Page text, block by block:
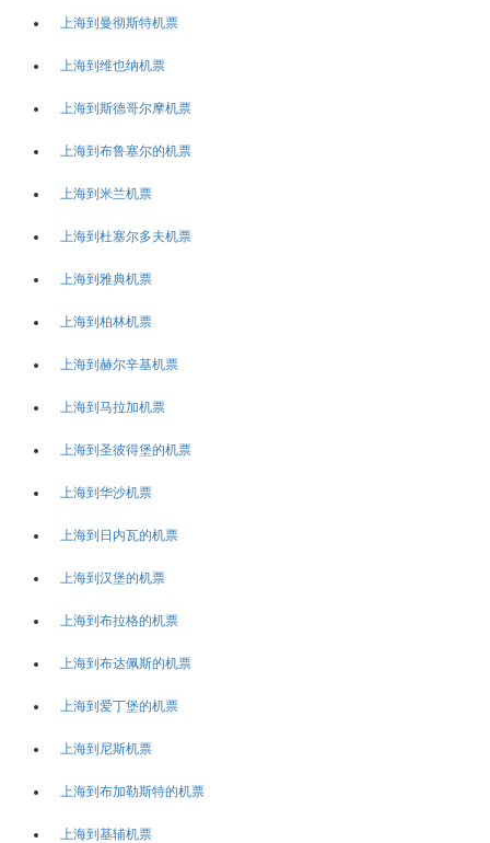
上海到曼彻斯特机票
上海到维也纳机票
上海到斯德哥尔摩机票
上海到布鲁塞尔的机票
上海到米兰机票
上海到杜塞尔多夫机票
上海到雅典机票
上海到柏林机票
上海到赫尔辛基机票
上海到马拉加机票
上海到圣彼得堡的机票
上海到华沙机票
上海到日内瓦的机票
上海到汉堡的机票
上海到布拉格的机票
上海到布达佩斯的机票
上海到爱丁堡的机票
上海到尼斯机票
上海到布加勒斯特的机票
上海到基辅机票